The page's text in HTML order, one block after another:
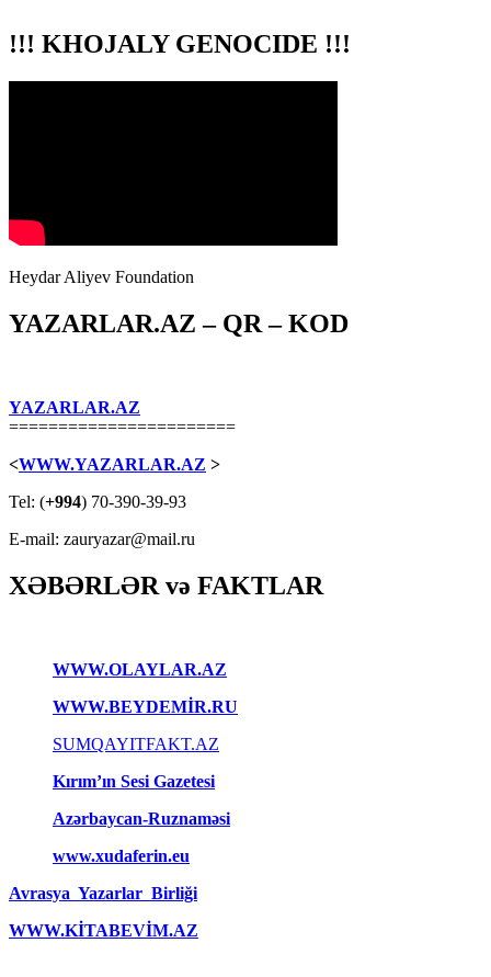
!!! KHOJALY GENOCIDE !!!
Heydar Aliyev Foundation
YAZARLAR.AZ – QR – KOD
YAZARLAR.AZ
=======================
<WWW.YAZARLAR.AZ >
Tel: (+994) 70-390-39-93
E-mail: zauryazar@mail.ru
XƏBƏRLƏR və FAKTLAR
WWW.OLAYLAR.AZ
WWW.BEYDEMİR.RU
SUMQAYITFAKT.AZ
Kırım’ın Sesi Gazetesi
Azərbaycan-Ruznaməsi
www.xudaferin.eu
Avrasya Yazarlar Birliği
WWW.KİTABEVİM.AZ